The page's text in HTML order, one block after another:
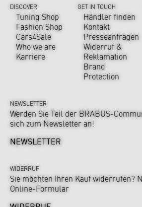
DISCOVER
Tuning Shop
Fashion Shop
Cars4Sale
Who we are
Karriere
GET IN TOUCH
Händler finden
Kontakt
Presseanfragen
Widerruf &
Reklamation
Brand
Protection
NEWSLETTER
Werden Sie Teil der BRABUS-
sich zum Newsletter an!
NEWSLETTER
WIDERRUF
Sie möchten Ihren Kauf widerrufen?
Online-Formular